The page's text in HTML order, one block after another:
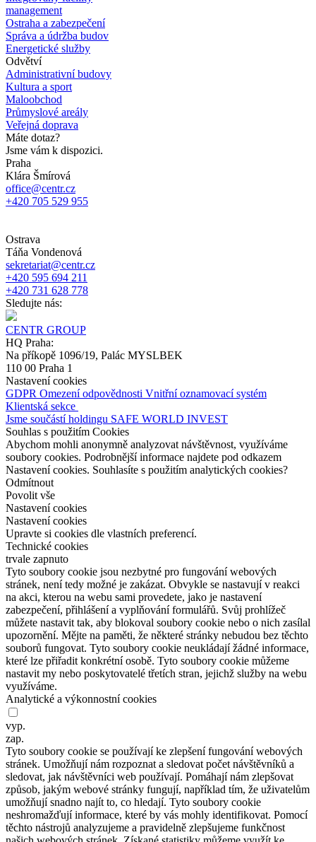
management
Ostraha a zabezpečení
Správa a údržba budov
Energetické služby
Odvětví
Administrativní budovy
Kultura a sport
Maloobchod
Průmyslové areály
Veřejná doprava
Máte dotaz?
Jsme vám k dispozici.
Praha
Klára Šmírová
office@centr.cz
+420 705 529 955
Ostrava
Táňa Vondenová
sekretariat@centr.cz
+420 595 694 211
+420 731 628 778
Sledujte nás:
CENTR GROUP
HQ Praha:
Na příkopě 1096/19, Palác MYSLBEK
110 00 Praha 1
Nastavení cookies
GDPR Omezení odpovědnosti Vnitřní oznamovací systém
Klientská sekce
Jsme součástí holdingu SAFE WORLD INVEST
Souhlas s použitím Cookies
Abychom mohli anonymně analyzovat návštěvnost, využíváme
soubory cookies. Podrobnější informace najdete pod odkazem
Nastavení cookies. Souhlasíte s použitím analytických cookies?
Odmítnout
Povolit vše
Nastavení cookies
Nastavení cookies
Upravte si cookies dle vlastních preferencí.
Technické cookies
trvale zapnuto
Tyto soubory cookie jsou nezbytné pro fungování webových
stránek, není tedy možné je zakázat. Obvykle se nastavují v reakci
na akci, kterou na webu sami provedete, jako je nastavení
zabezpečení, přihlášení a vyplňování formulářů. Svůj prohlížeč
můžete nastavit tak, aby blokoval soubory cookie nebo o nich zasílal
upozornění. Mějte na paměti, že některé stránky nebudou bez těchto
souborů fungovat. Tyto soubory cookie neukládají žádné informace,
které lze přiřadit konkrétní osobě. Tyto soubory cookie můžeme
nastavit my nebo poskytovatelé třetích stran, jejichž služby na webu
využíváme.
Analytické a výkonnostní cookies
vyp.
zap.
Tyto soubory cookie se používají ke zlepšení fungování webových
stránek. Umožňují nám rozpoznat a sledovat počet návštěvníků a
sledovat, jak návštěvníci web používají. Pomáhají nám zlepšovat
způsob, jakým webové stránky fungují, například tím, že uživatelům
umožňují snadno najít to, co hledají. Tyto soubory cookie
neshromažďují informace, které by vás mohly identifikovat. Pomocí
těchto nástrojů analyzujeme a pravidelně zlepšujeme funkčnost